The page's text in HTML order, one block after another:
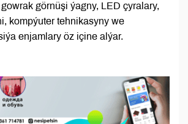
görnüşi ýagny, LED çyralary,
kompýuter tehnikasyny we
enjamlary öz içine alýar.